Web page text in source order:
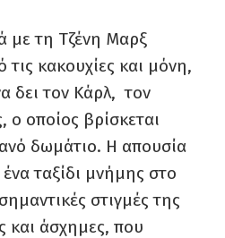
με τη Τζένη Μαρξ
κακουχίες και μόνη,
δει τον Κάρλ, τον
ο οποίος βρίσκεται
δωμάτιο. Η απουσία
ταξίδι μνήμης στο
στιγμές της
και άσχημες, που